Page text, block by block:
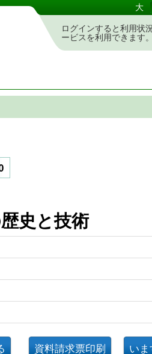
大
ログインすると利用状
ービスを利用できます。
の歴史と技術